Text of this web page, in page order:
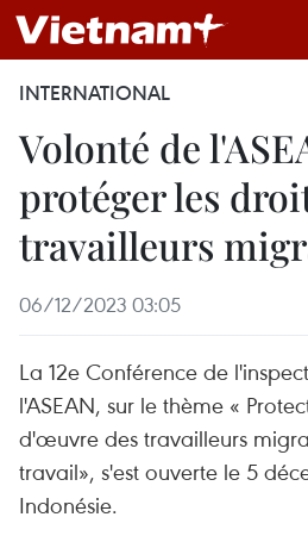
INTERNATIONAL
Volonté de
protéger les
travailleurs
06/12/2023 03:05
La 12e Conférence de
l'ASEAN, sur le thème «
d'œuvre des travailleurs
travail», s'est ouverte le 5
Indonésie.